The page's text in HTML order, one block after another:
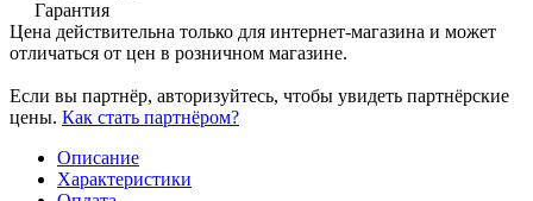
Гарантия
Цена действительна только для интернет-магазина и может
отличаться от цен в розничном магазине.
Если вы партнёр, авторизуйтесь, чтобы увидеть партнёрские
цены. Как стать партнёром?
Описание
Характеристики